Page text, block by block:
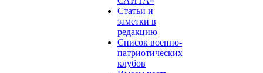
Статьи и
заметки в
редакцию
Список военно-
патриотических
клубов